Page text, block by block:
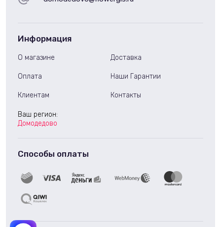
Информация
О магазине Доставка
Оплата Наши Гарантии
Клиентам Контакты
Ваш регион:
Домодедово
Способы оплаты